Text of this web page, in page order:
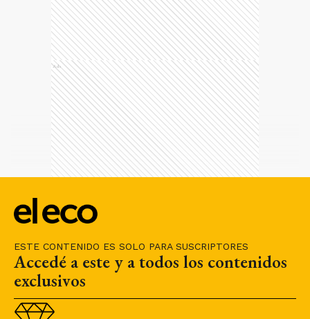
ESTE CONTENIDO ES SOLO PARA SUSCRIPTORES
Accedé a este y a todos los contenidos
exclusivos
Ads